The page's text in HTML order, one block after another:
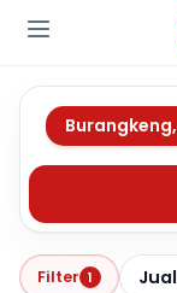
Burangkeng,
Filter 1 Jual